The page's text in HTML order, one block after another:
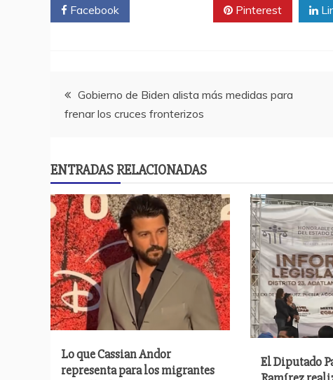
Facebook Pinterest
Navegación
de
entradas
Gobierno de Biden alista más medidas para
frenar los cruces fronterizos
ENTRADAS RELACIONADAS
Lo que Cassian Andor
representa para los migrantes
El Diputado